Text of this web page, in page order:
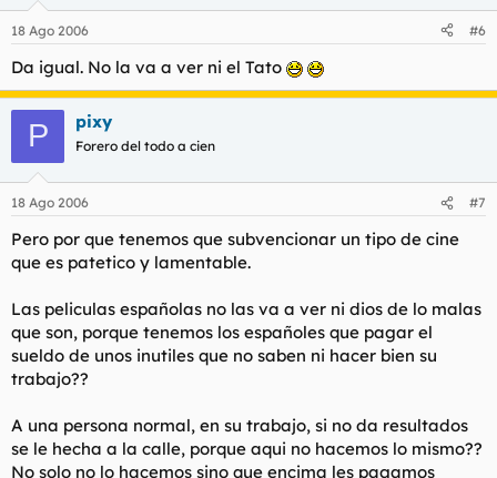
18 Ago 2006 #6
Da igual. No la va a ver ni el Tato
P pixy
Forero del todo a cien
18 Ago 2006 #7
Pero por que tenemos que subvencionar un tipo de cine
que es patetico y lamentable.
Las peliculas españolas no las va a ver ni dios de lo malas
que son, porque tenemos los españoles que pagar el
sueldo de unos inutiles que no saben ni hacer bien su
trabajo??
A una persona normal, en su trabajo, si no da resultados
se le hecha a la calle, porque aqui no hacemos lo mismo??
No solo no lo hacemos sino que encima les pagamos